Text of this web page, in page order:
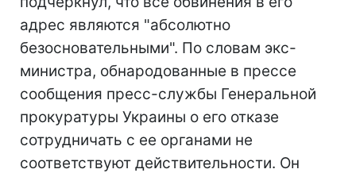
адрес являются "абсолютно
безосновательными". По словам экс-
министра, обнародованные в прессе
сообщения пресс-службы Генеральной
прокуратуры Украины о его отказе
сотрудничать с ее органами не
соответствуют действительности. Он